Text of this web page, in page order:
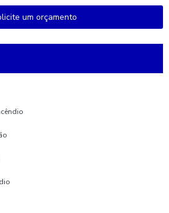
um orçamento